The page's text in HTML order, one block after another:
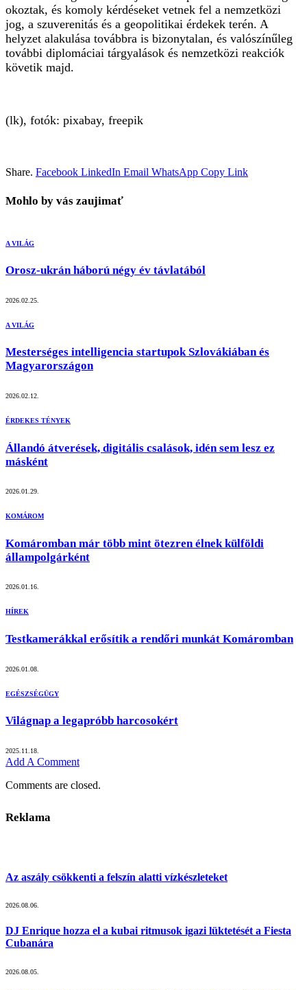
okoztak, és komoly kérdéseket vetnek fel a nemzetközi
jog, a szuverenitás és a geopolitikai érdekek terén. A
helyzet alakulása továbbra is bizonytalan, és valószínűleg
további diplomáciai tárgyalások és nemzetközi reakciók
követik majd.
(lk), fotók: pixabay, freepik
Share. Facebook LinkedIn Email WhatsApp Copy Link
Mohlo by vás zaujimať
A VILÁG
Orosz-ukrán háború négy év távlatából
2026.02.25.
A VILÁG
Mesterséges intelligencia startupok Szlovákiában és
Magyarországon
2026.02.12.
ÉRDEKES TÉNYEK
Állandó átverések, digitális csalások, idén sem lesz ez
másként
2026.01.29.
KOMÁROM
Komáromban már több mint ötezren élnek külföldi
állampolgárként
2026.01.16.
HÍREK
Testkamerákkal erősítik a rendőri munkát Komáromban
2026.01.08.
EGÉSZSÉGÜGY
Világnap a legapróbb harcosokért
2025.11.18.
Add A Comment
Comments are closed.
Reklama
Az aszály csökkenti a felszín alatti vízkészleteket
2026.08.06.
DJ Enrique hozza el a kubai ritmusok igazi lüktetését a Fiesta
Cubanára
2026.08.05.